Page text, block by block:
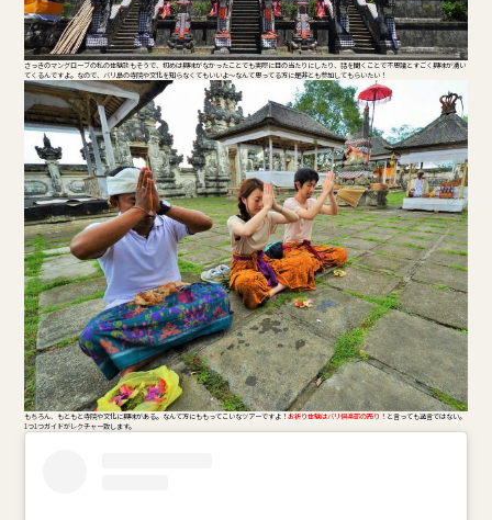
さっきのマングローブの私の体験談もそうで、初めは興味がなかったことでも実際に目の当たりにしたり、話を聞くことで不思議とすごく興味が湧い
てくるんですよ。なので、バリ島の寺院や文化を知らなくてもいいよ～なんて思ってる方に是非とも参加してもらいたい！
もちろん、もともと寺院や文化に興味がある。なんて方にももってこいなツアーですよ！お祈り体験はバリ倶楽部の売り！ と言っても過言ではない。
1つ1つガイドがレクチャー致します。